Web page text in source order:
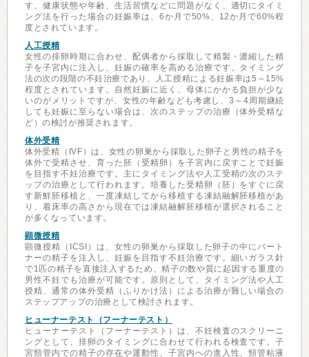
す。健康状態や年齢、生活習慣などに問題がなく、適切にタイミ
ング法を行った場合の妊娠率は、6か月で50%、12か月で60%程
度とされています。
人工授精
女性の排卵時期に合わせ、配偶者から採取して精製・濃縮した精
子を子宮内に注入し、妊娠の確率を高める治療です。タイミング
法の次の段階の不妊治療であり、人工授精による妊娠率は5～15%
程度とされています。自然妊娠に近く、母体にかかる負担が少な
いのがメリットですが、女性の年齢なども考慮し、3～4周期継続
しても妊娠に至らない場合は、次のステップの治療（体外受精な
ど）の検討が推奨されます。
体外受精
体外受精（IVF）は、女性の卵巣から採取した卵子と男性の精子を
体外で受精させ、育った胚（受精卵）を子宮内に戻すことで妊娠
を目指す不妊治療です。主にタイミング法や人工受精の次のステ
ップの治療として行われます。培養した受精卵（胚）をすぐに戻
す新鮮胚移植と、一度凍結してから移植する凍結融解胚移植があ
り、着床率の高さから現在では凍結融解胚移植が選択されること
が多くなっています。
顕微授精
顕微授精（ICSI）は、女性の卵巣から採取した卵子の中にパート
ナーの精子を注入し、妊娠を目指す不妊治療です。細いガラス針
で1匹の精子を直接注入するため、精子の数や質に起因する重度の
男性不妊でも治療が可能です。原則として、タイミング法や人工
授精、通常の体外受精（ふりかけ法）による治療が難しい場合の
ステップアップの治療として検討されます。
ヒューナーテスト（フーナーテスト）
ヒューナーテスト（フーナーテスト）は、不妊検査のスクリーニ
ングとして、排卵のタイミングに合わせて行われる検査です。子
宮頸管内での精子の存在や運動性、子宮内への進入性、頸管粘液